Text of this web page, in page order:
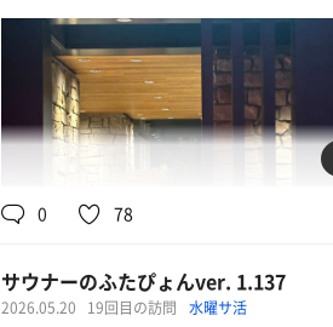
0 78
サウナーのふたぴょんver. 1.137
2026.05.20 19回目の訪問 水曜サ活